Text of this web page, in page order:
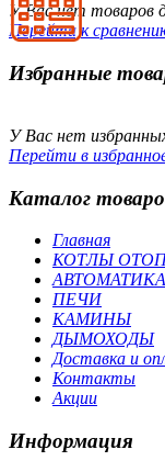
У Вас нет товаров
Перейти к
Избранные
У Вас нет
Перейти в
Каталог
Главная
КОТЛЫ
АВТОМАТИКА
ПЕЧИ
КАМИНЫ
ДЫМОХОДЫ
Доставка и
Контакты
Акции
Информация